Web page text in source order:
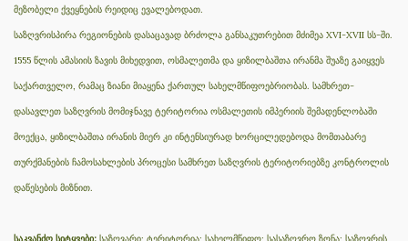
მეზობელი ქვეყნების რეიდიც ევალებოდათ.
საზღვრისპირა რეგიონების დასაცავად ბრძოლა განსაკუთრებით მძიმეა XVI-XVII სს-ში.
1555 წლის ამასიის ზავის მიხედვით, ოსმალეთმა და ყიზილბაშთა ირანმა შუაზე გაიყვეს
საქართველო, რამაც ზიანი მიაყენა ქართულ სახელმწიფოებრიობას. სამხრეთ-
დასავლეთ საზღვრის მომიჯნავე ტერიტორია ოსმალეთის იმპერიის შემადენლობაში
მოექცა, ყიზილბაშთა ირანის მიერ კი ინტენსიურად ხორცილედებოდა მომთაბარე
თურქმანების ჩამოსახლების პროცესი სამხრეთ საზღვრის ტერიტორიებზე კონტროლის
დაწესების მიზნით.